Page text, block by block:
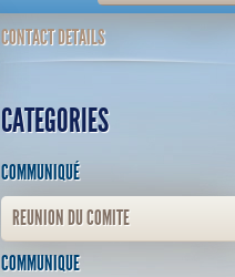
CONTACT DETAILS
CATEGORIES
COMMUNIQUÉ
REUNION DU COMITE
COMMUNIQUE